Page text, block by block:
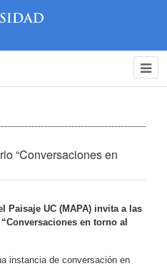
“Conversaciones en
Paisaje UC (MAPA) invita a las
en torno al
instancia de conversación en